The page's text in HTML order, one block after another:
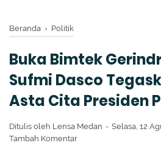
Beranda › Politik
Buka Bimtek
Sufmi Dasco
Asta Cita Presiden
Ditulis oleh Lensa Medan
Selasa, 12
Tambah Komentar